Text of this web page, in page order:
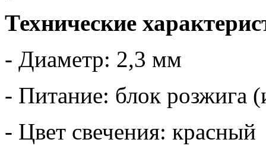
Технические
- Диаметр: 2,3 мм
- Питание: блок розжига
- Цвет свечения: красный